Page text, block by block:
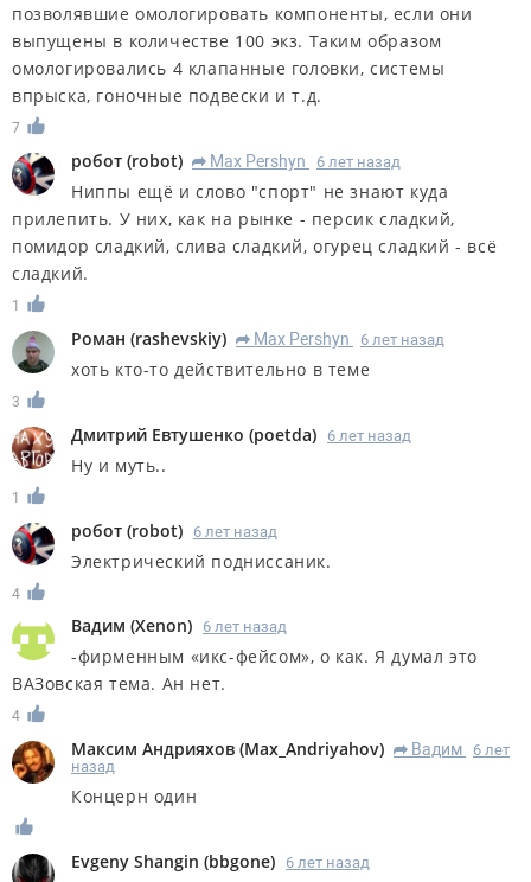
позволявшие омологировать компоненты, если они
выпущены в количестве 100 экз. Таким образом
омологировались 4 клапанные головки, системы
впрыска, гоночные подвески и т.д.
7
робот (robot) R Max Pershyn 6 лет назад
Ниппы ещё и слово "спорт" не знают куда
прилепить. У них, как на рынке - персик сладкий,
помидор сладкий, слива сладкий, огурец сладкий - всё
сладкий.
1
Роман (rashevskiy) R Max Pershyn 6 лет назад
хоть кто-то действительно в теме
3
Дмитрий Евтушенко (poetda) 6 лет назад
Ну и муть..
1
робот (robot) 6 лет назад
Электрический подниссаник.
4
Вадим (Xenon) 6 лет назад
-фирменным «икс-фейсом», о как. Я думал это
ВАЗовская тема. Ан нет.
4
Максим Андрияхов (Max_Andriyahov) R Вадим
6 лет
назад
Концерн один
Evgeny Shangin (bbgone) 6 лет назад